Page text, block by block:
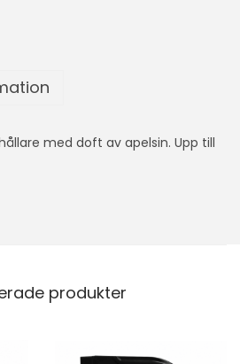
med doft av apelsin. Upp till
produkter